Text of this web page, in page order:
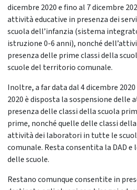
dicembre 2020 e fino al 7 dicembre
attività educative in presenza dei
scuola dell’infanzia (sistema
istruzione 0-6 anni), nonché
presenza delle prime classi della
scuole del territorio comunale.
Inoltre, a far data dal 4 dicembre
2020 è disposta la sospensione
presenza delle classi della scuola
prime, nonché quelle delle classi
attività dei laboratori in tutte le
comunale. Resta consentita la DAD
delle scuole.
Restano comunque consentite in